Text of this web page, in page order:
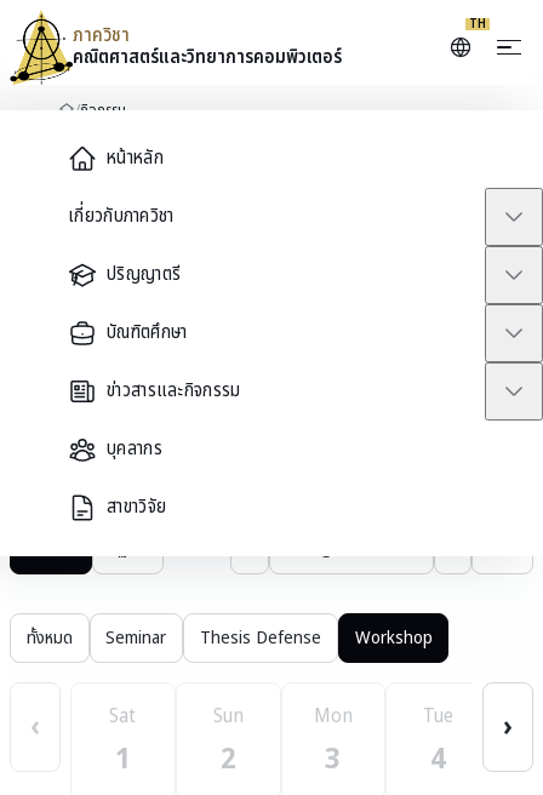
หน้าหลัก
เกี่ยวกับภาควิชา
ปริญญาตรี
บัณฑิตศึกษา
ข่าวสารและกิจกรรม
บุคลากร
สาขาวิจัย
ภาควิชา
คณิตศาสตร์และวิทยาการคอมพิวเตอร์
TH
Skip to content
/กิจกรรม
ปฏิทินภาควิชา
กิจกรรม
สัมมนา กิจกรรมวิชาการ และกิจกรรมชุมชนจากภาควิชาคณิตศาสตร์และ
ทั้งหมด Seminar Thesis Defense Workshop
‹ Sat
1
Sun
2
Mon
3
Tue
4
›